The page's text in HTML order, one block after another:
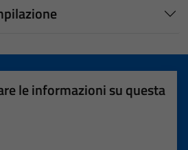
le informazioni su questa